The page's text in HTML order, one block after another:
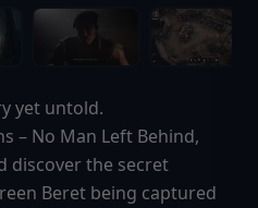
yet untold.
– No Man Left Behind,
discover the secret
Beret being captured